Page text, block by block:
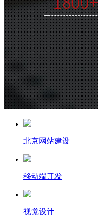
北京网站建设
移动端开发
视觉设计